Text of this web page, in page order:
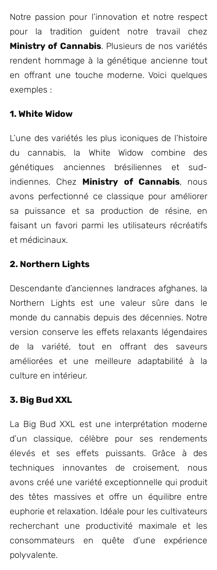
Notre passion pour l’innovation et notre respect
pour la tradition guident notre travail chez
Ministry of Cannabis. Plusieurs de nos variétés
rendent hommage à la génétique ancienne tout
en offrant une touche moderne. Voici quelques
exemples :
1. White Widow
L’une des variétés les plus iconiques de l’histoire
du cannabis, la White Widow combine des
génétiques anciennes brésiliennes et sud-
indiennes. Chez Ministry of Cannabis, nous
avons perfectionné ce classique pour améliorer
sa puissance et sa production de résine, en
faisant un favori parmi les utilisateurs récréatifs
et médicinaux.
2. Northern Lights
Descendante d’anciennes landraces afghanes, la
Northern Lights est une valeur sûre dans le
monde du cannabis depuis des décennies. Notre
version conserve les effets relaxants légendaires
de la variété, tout en offrant des saveurs
améliorées et une meilleure adaptabilité à la
culture en intérieur.
3. Big Bud XXL
La Big Bud XXL est une interprétation moderne
d’un classique, célèbre pour ses rendements
élevés et ses effets puissants. Grâce à des
techniques innovantes de croisement, nous
avons créé une variété exceptionnelle qui produit
des têtes massives et offre un équilibre entre
euphorie et relaxation. Idéale pour les cultivateurs
recherchant une productivité maximale et les
consommateurs en quête d’une expérience
polyvalente.